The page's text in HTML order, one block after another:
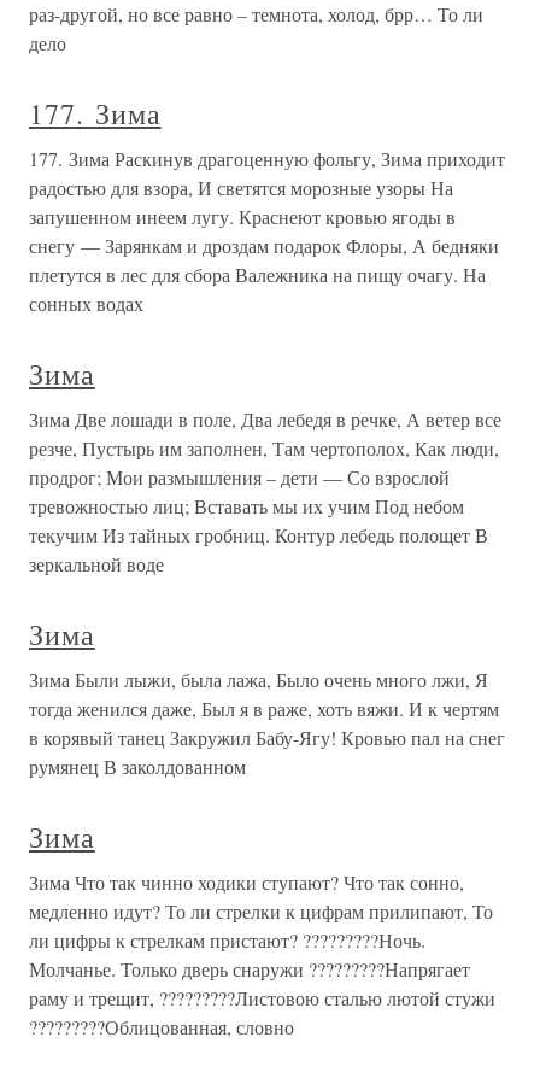
раз-другой, но все равно – темнота, холод, брр… То ли
дело
177. Зима
177. Зима Раскинув драгоценную фольгу, Зима приходит
радостью для взора, И светятся морозные узоры На
запушенном инеем лугу. Краснеют кровью ягоды в
снегу — Зарянкам и дроздам подарок Флоры, А бедняки
плетутся в лес для сбора Валежника на пищу очагу. На
сонных водах
Зима
Зима Две лошади в поле, Два лебедя в речке, А ветер все
резче, Пустырь им заполнен, Там чертополох, Как люди,
продрог; Мои размышления – дети — Со взрослой
тревожностью лиц; Вставать мы их учим Под небом
текучим Из тайных гробниц. Контур лебедь полощет В
зеркальной воде
Зима
Зима Были лыжи, была лажа, Было очень много лжи, Я
тогда женился даже, Был я в раже, хоть вяжи. И к чертям
в корявый танец Закружил Бабу-Ягу! Кровью пал на снег
румянец В заколдованном
Зима
Зима Что так чинно ходики ступают? Что так сонно,
медленно идут? То ли стрелки к цифрам прилипают, То
ли цифры к стрелкам пристают? ?????????Ночь.
Молчанье. Только дверь снаружи ?????????Напрягает
раму и трещит, ?????????Листовою сталью лютой стужи
?????????Облицованная, словно